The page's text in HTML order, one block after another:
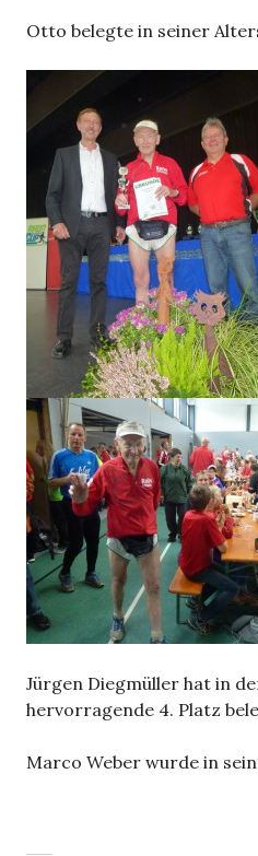
Otto belegte in seiner
Jürgen Diegmüller hat in
hervorragende 4. Platz
Marco Weber wurde in